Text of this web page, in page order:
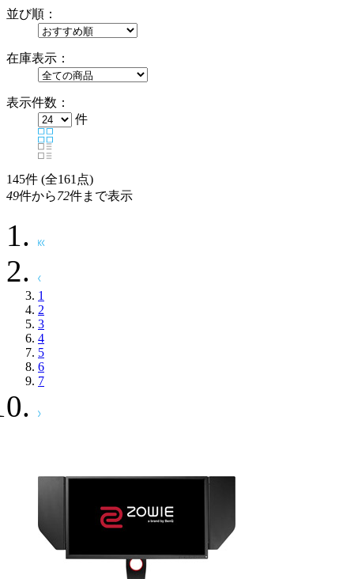
並び順：
在庫表示：
表示件数：
件
145件 (全161点)
49件から72件まで表示
1
2
3
4
5
6
7